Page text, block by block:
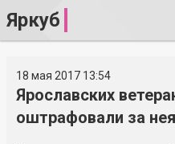
Яркуб
18 мая 2017 13:54
Ярославских
оштрафовали за